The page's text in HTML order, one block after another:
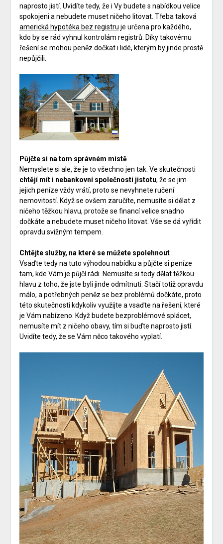
naprosto jistí. Uvidíte tedy, že i Vy budete s nabídkou velice
spokojeni a nebudete muset ničeho litovat. Třeba taková
americká hypotéka bez registru je určena pro každého,
kdo by se rád vyhnul kontrolám registrů. Díky takovému
řešení se mohou peněz dočkat i lidé, kterým by jinde prostě
nepůjčili.
Půjčte si na tom správném místě
Nemyslete si ale, že je to všechno jen tak. Ve skutečnosti
chtějí mít i nebankovní společnosti jistotu, že se jim
jejich peníze vždy vrátí, proto se nevyhnete ručení
nemovitostí. Když se ovšem zaručíte, nemusíte si dělat z
ničeho těžkou hlavu, protože se financí velice snadno
dočkáte a nebudete muset ničeho litovat. Vše se dá vyřídit
opravdu svižným tempem.
Chtějte služby, na které se můžete spolehnout
Vsaďte tedy na tuto výhodou nabídku a půjčte si peníze
tam, kde Vám je půjčí rádi. Nemusíte si tedy dělat těžkou
hlavu z toho, že jste byli jinde odmítnuti. Stačí totiž opravdu
málo, a potřebných peněz se bez problémů dočkáte, proto
této skutečnosti kdykoliv využijte a vsaďte na řešení, které
je Vám nabízeno. Když budete bezproblémové splácet,
nemusíte mít z ničeho obavy, tím si buďte naprosto jistí.
Uvidíte tedy, že se Vám něco takového vyplatí.